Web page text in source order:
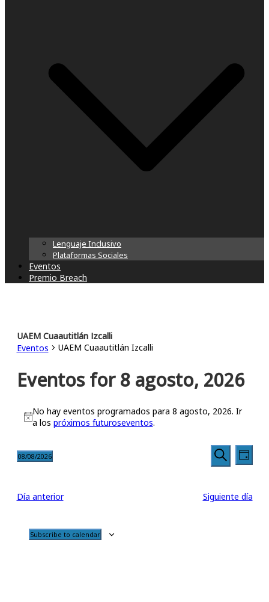
Lenguaje Inclusivo
Plataformas Sociales
Eventos
Premio Breach
UAEM Cuaautitlán Izcalli
Eventos
UAEM Cuaautitlán Izcalli
Eventos for 8 agosto, 2026
Notice
No hay eventos programados para 8 agosto, 2026. Ir
a los próximos futuroseventos.
Buscar
Día
08/08/2026
Día anterior
Siguiente día
Subscribe to calendar